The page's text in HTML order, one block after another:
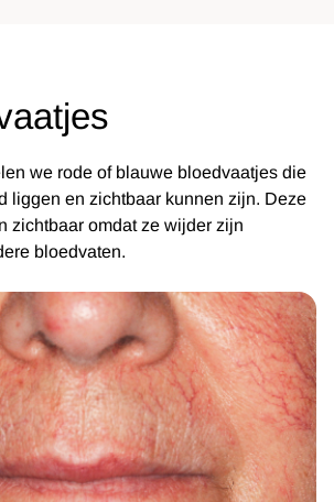
we rode of blauwe bloedvaatjes die
liggen en zichtbaar kunnen zijn. Deze
zichtbaar omdat ze wijder zijn
bloedvaten.